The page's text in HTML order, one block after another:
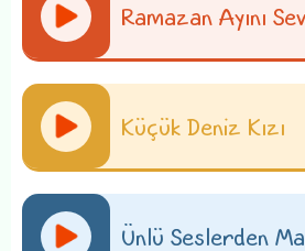
Ramazan Ayını
Küçük Deniz Kızı
Ünlü Seslerden